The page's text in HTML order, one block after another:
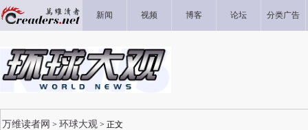
新闻 视频 博客 论坛 分类广告
万维读者网 > 环球大观 > 正文